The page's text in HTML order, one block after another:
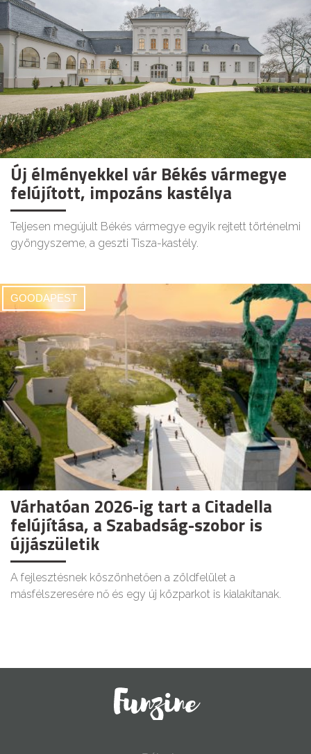
Új élményekkel vár Békés vármegye
felújított, impozáns kastélya
Teljesen megújult Békés vármegye egyik rejtett történelmi
gyöngyszeme, a geszti Tisza-kastély.
GOODAPEST
Várhatóan 2026-ig tart a Citadella
felújítása, a Szabadság-szobor is
újjászületik
A fejlesztésnek köszönhetően a zöldfelület a
másfélszeresére nő és egy új közparkot is kialakítanak.